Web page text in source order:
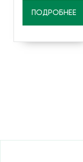
ПОДРОБНЕЕ